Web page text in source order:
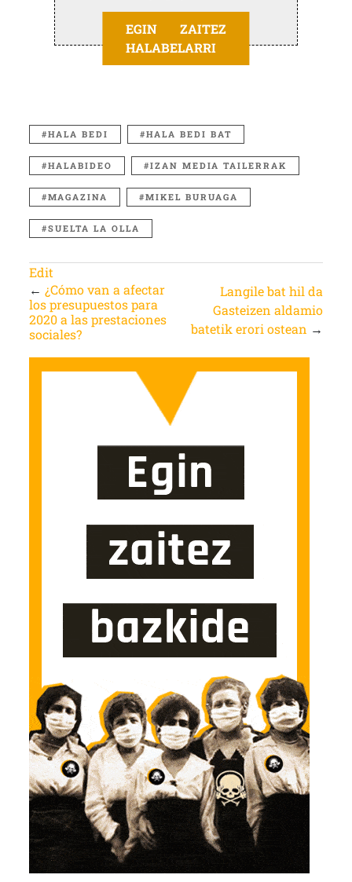
EGIN ZAITEZ
HALABELARRI
HALA BEDI HALA BEDI BAT
HALABIDEO IZAN MEDIA TAILERRAK
MAGAZINA MIKEL BURUAGA
SUELTA LA OLLA
Edit
← ¿Cómo van a afectar
los presupuestos para
2020 a las prestaciones
sociales?
Langile bat hil da
Gasteizen aldamio
batetik erori ostean →